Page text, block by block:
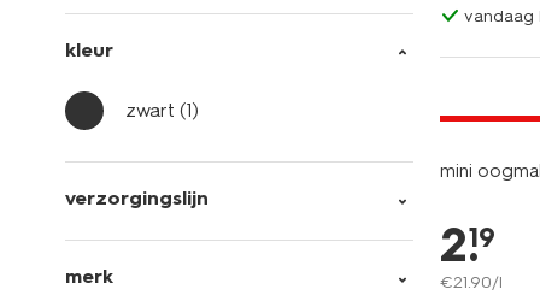
kleur
zwart (1)
verzorgingslijn
merk
vandaag
mini
2.
19
€21.90/l